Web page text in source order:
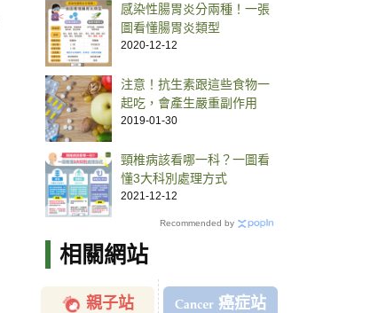
感染性腸胃炎分兩種！一張
圖看懂腸胃炎類型
2020-12-12
注意！抗生素跟這些食物一
起吃，會產生嚴重副作用
2019-01-30
頸椎病該看哪一科？一圖看
懂3大科別處理方式
2021-12-12
Recommended by
相關網站
親子站 癌症站